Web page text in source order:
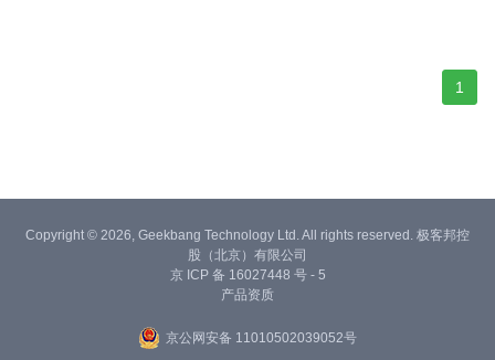
1
Copyright © 2026, Geekbang Technology Ltd. All rights reserved. 极客邦控
股（北京）有限公司
京 ICP 备 16027448 号 - 5
产品资质
京公网安备 11010502039052号